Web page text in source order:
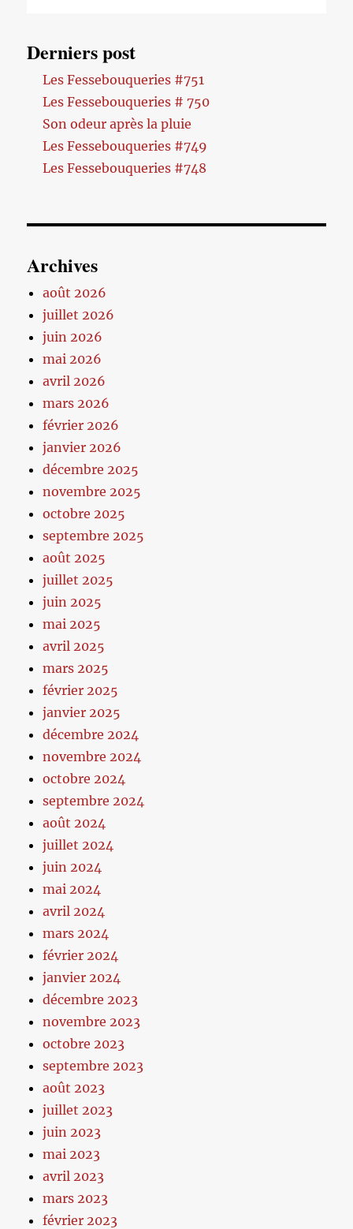
Derniers post
Les Fessebouqueries #751
Les Fessebouqueries # 750
Son odeur après la pluie
Les Fessebouqueries #749
Les Fessebouqueries #748
Archives
août 2026
juillet 2026
juin 2026
mai 2026
avril 2026
mars 2026
février 2026
janvier 2026
décembre 2025
novembre 2025
octobre 2025
septembre 2025
août 2025
juillet 2025
juin 2025
mai 2025
avril 2025
mars 2025
février 2025
janvier 2025
décembre 2024
novembre 2024
octobre 2024
septembre 2024
août 2024
juillet 2024
juin 2024
mai 2024
avril 2024
mars 2024
février 2024
janvier 2024
décembre 2023
novembre 2023
octobre 2023
septembre 2023
août 2023
juillet 2023
juin 2023
mai 2023
avril 2023
mars 2023
février 2023